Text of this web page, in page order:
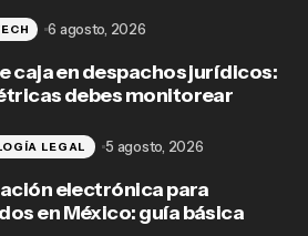
caja en despachos jurídicos:
debes monitorear
6 agosto, 2026
electrónica para
en México: guía básica
LEGAL 5 agosto, 2026